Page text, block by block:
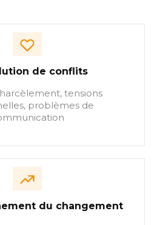
de conflits
tensions
problèmes de
du changement